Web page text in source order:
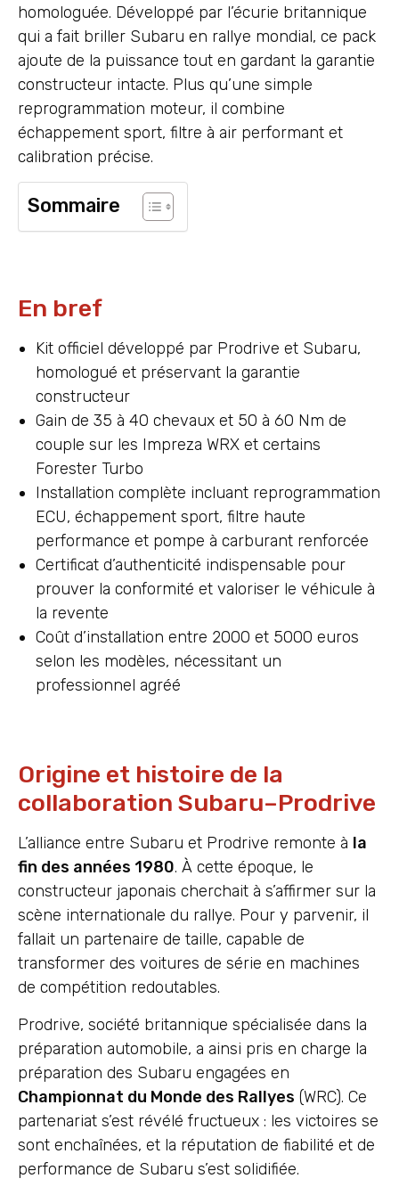
homologuée. Développé par l’écurie britannique
qui a fait briller Subaru en rallye mondial, ce pack
ajoute de la puissance tout en gardant la garantie
constructeur intacte. Plus qu’une simple
reprogrammation moteur, il combine
échappement sport, filtre à air performant et
calibration précise.
Sommaire
En bref
Kit officiel développé par Prodrive et Subaru,
homologué et préservant la garantie
constructeur
Gain de 35 à 40 chevaux et 50 à 60 Nm de
couple sur les Impreza WRX et certains
Forester Turbo
Installation complète incluant reprogrammation
ECU, échappement sport, filtre haute
performance et pompe à carburant renforcée
Certificat d’authenticité indispensable pour
prouver la conformité et valoriser le véhicule à
la revente
Coût d’installation entre 2000 et 5000 euros
selon les modèles, nécessitant un
professionnel agréé
Origine et histoire de la
collaboration Subaru–Prodrive
L’alliance entre Subaru et Prodrive remonte à la
fin des années 1980. À cette époque, le
constructeur japonais cherchait à s’affirmer sur la
scène internationale du rallye. Pour y parvenir, il
fallait un partenaire de taille, capable de
transformer des voitures de série en machines
de compétition redoutables.
Prodrive, société britannique spécialisée dans la
préparation automobile, a ainsi pris en charge la
préparation des Subaru engagées en
Championnat du Monde des Rallyes (WRC). Ce
partenariat s’est révélé fructueux : les victoires se
sont enchaînées, et la réputation de fiabilité et de
performance de Subaru s’est solidifiée.